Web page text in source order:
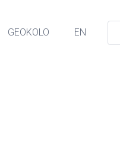
GEOKOLO EN